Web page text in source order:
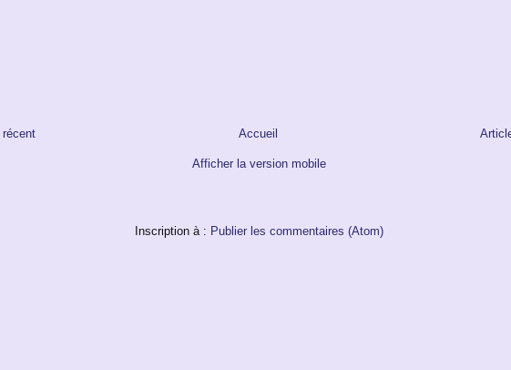
Accueil
Afficher la version mobile
Inscription à : Publier les commentaires (Atom)